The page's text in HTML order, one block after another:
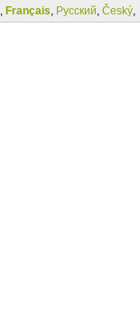
, Français, Русский, Český,